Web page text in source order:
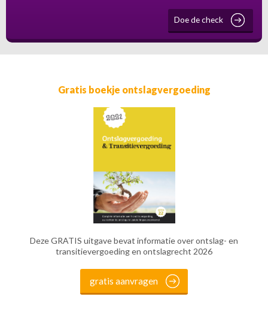
Doe de check
Gratis boekje ontslagvergoeding
Deze GRATIS uitgave bevat informatie over ontslag- en
transitievergoeding en ontslagrecht 2026
gratis aanvragen